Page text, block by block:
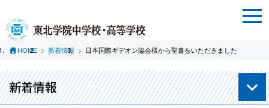
HOME 新着情報 日本国際ギデオン協会様から聖書をいただきました
新着情報